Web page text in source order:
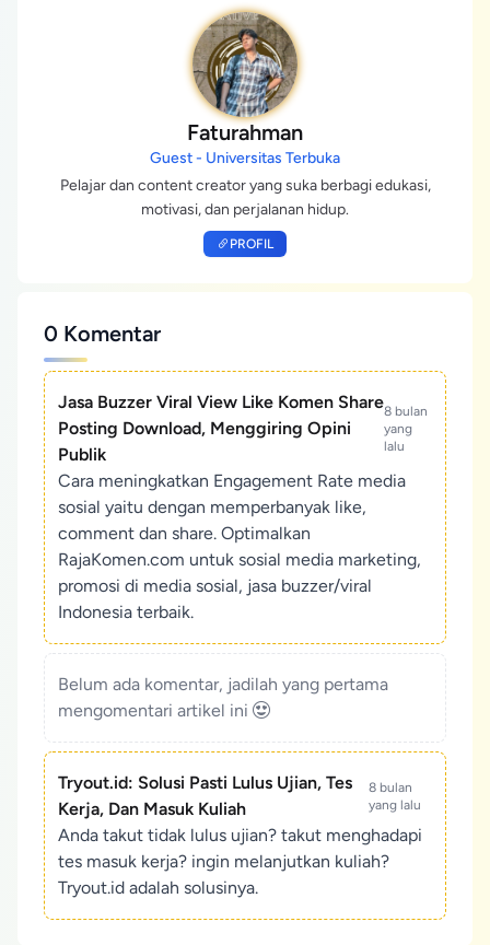
Faturahman
Guest - Universitas Terbuka
Pelajar dan content creator yang suka berbagi edukasi,
motivasi, dan perjalanan hidup.
PROFIL
0 Komentar
Jasa Buzzer Viral View Like Komen Share
Posting Download, Menggiring Opini
Publik
8 bulan
yang
lalu
Cara meningkatkan Engagement Rate media
sosial yaitu dengan memperbanyak like,
comment dan share. Optimalkan
RajaKomen.com untuk sosial media marketing,
promosi di media sosial, jasa buzzer/viral
Indonesia terbaik.
Belum ada komentar, jadilah yang pertama
mengomentari artikel ini
Tryout.id: Solusi Pasti Lulus Ujian, Tes
Kerja, Dan Masuk Kuliah
8 bulan
yang lalu
Anda takut tidak lulus ujian? takut menghadapi
tes masuk kerja? ingin melanjutkan kuliah?
Tryout.id adalah solusinya.